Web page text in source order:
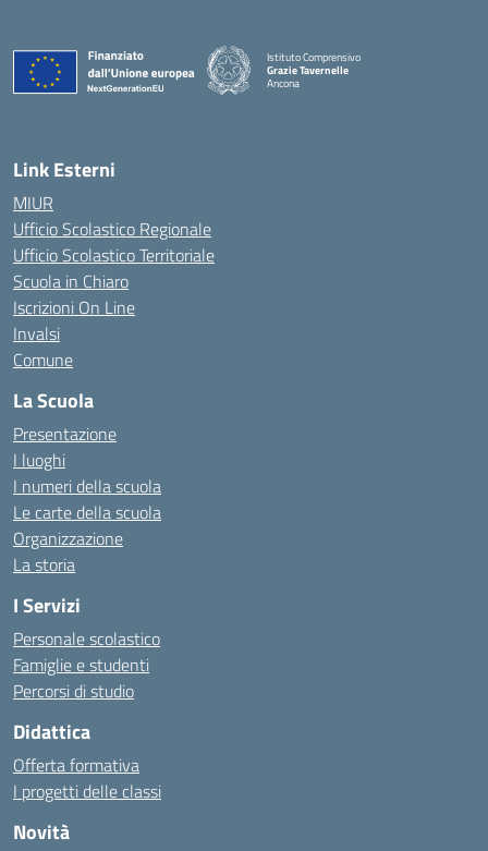
Istituto Comprensivo
Grazie Tavernelle
Ancona
Link Esterni
MIUR
Ufficio Scolastico Regionale
Ufficio Scolastico Territoriale
Scuola in Chiaro
Iscrizioni On Line
Invalsi
Comune
La Scuola
Presentazione
I luoghi
I numeri della scuola
Le carte della scuola
Organizzazione
La storia
I Servizi
Personale scolastico
Famiglie e studenti
Percorsi di studio
Didattica
Offerta formativa
I progetti delle classi
Novità